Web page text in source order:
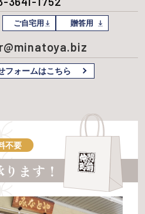
ご自宅用 贈答用
フォームはこちら
不要
ます！